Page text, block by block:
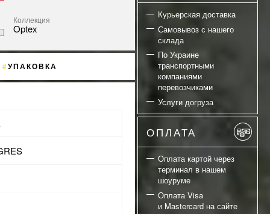
Коллекция
Optex
УПАКОВКА
Курьерская доставка
Самовывоз с нашего
склада
По Украине
транспортными
компаниями
перевозчиками
Услуги догруза
ОПЛАТА
Оплата картой через
терминал в нашем
шоуруме
Оплата Visa
и Mastercard на сайте